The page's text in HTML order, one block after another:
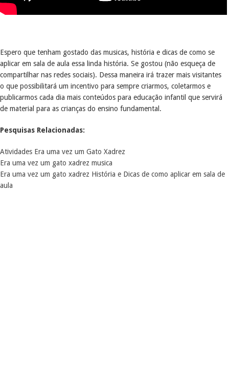
Espero que tenham gostado das musicas, história e dicas de como se
aplicar em sala de aula essa linda história. Se gostou (não esqueça de
compartilhar nas redes sociais). Dessa maneira irá trazer mais visitantes
o que possibilitará um incentivo para sempre criarmos, coletarmos e
publicarmos cada dia mais conteúdos para educação infantil que servirá
de material para as crianças do ensino fundamental.
Pesquisas Relacionadas:
Atividades Era uma vez um Gato Xadrez
Era uma vez um gato xadrez musica
Era uma vez um gato xadrez História e Dicas de como aplicar em sala de
aula